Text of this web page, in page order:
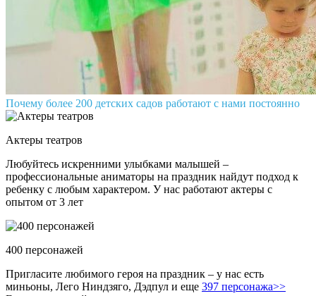
Почему более 200 детских садов работают с нами постоянно
Актеры театров
Любуйтесь искренними улыбками малышей –
профессиональные аниматоры на праздник найдут подход к
ребенку с любым характером. У нас работают актеры с
опытом от 3 лет
400 персонажей
Пригласите любимого героя на праздник – у нас есть
миньоны, Лего Ниндзяго, Дэдпул и еще 397 персонажа>>